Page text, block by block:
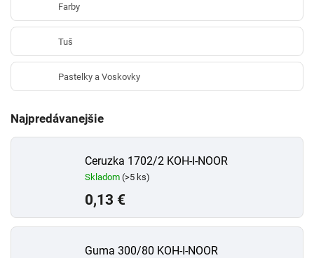
Farby
Tuš
Pastelky a Voskovky
Najpredávanejšie
Ceruzka 1702/2 KOH-I-NOOR
Skladom (>5 ks)
0,13 €
Guma 300/80 KOH-I-NOOR